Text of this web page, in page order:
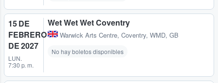
15 DE
FEBRERO
DE 2027
LUN.
7:30 p. m.
Wet Wet Wet Coventry
Warwick Arts Centre, Coventry, WMD, GB
No hay boletos disponibles